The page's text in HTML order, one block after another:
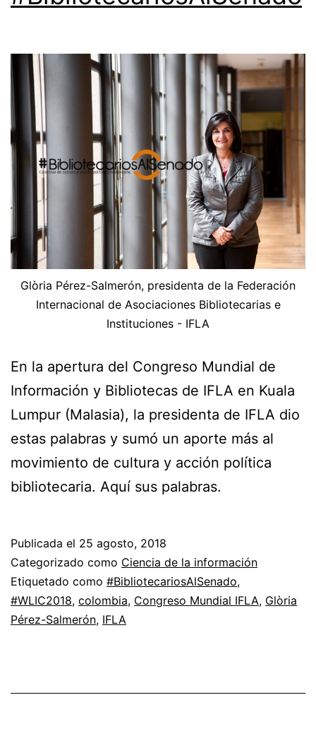
Glòria Pérez-Salmerón, presidenta de la Federación
Internacional de Asociaciones Bibliotecarias e
Instituciones - IFLA
En la apertura del Congreso Mundial de
Información y Bibliotecas de IFLA en Kuala
Lumpur (Malasia), la presidenta de IFLA dio
estas palabras y sumó un aporte más al
movimiento de cultura y acción política
bibliotecaria. Aquí sus palabras.
Publicada el 25 agosto, 2018
Categorizado como Ciencia de la información
Etiquetado como #BibliotecariosAlSenado,
#WLIC2018, colombia, Congreso Mundial IFLA, Glòria
Pérez-Salmerón, IFLA